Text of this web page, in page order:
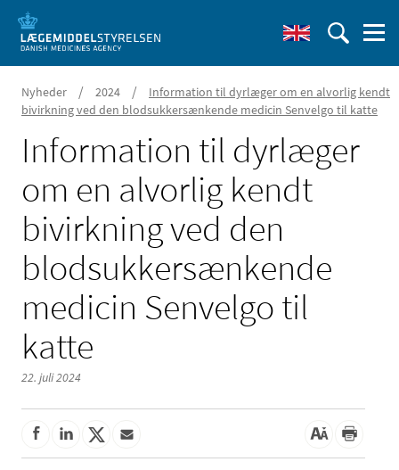
Nyheder / 2024 /
Information til dyrlæger om en alvorlig kendt
bivirkning ved den blodsukkersænkende medicin Senvelgo til katte
Information til dyrlæger
om en alvorlig kendt
bivirkning ved den
blodsukkersænkende
medicin Senvelgo til
katte
22. juli 2024